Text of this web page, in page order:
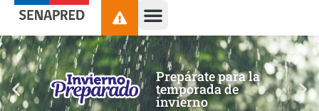
contenido
Prepárate para la
temporada de
invierno